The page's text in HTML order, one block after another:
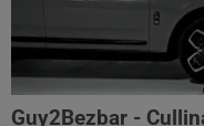
Guy2Bezbar -